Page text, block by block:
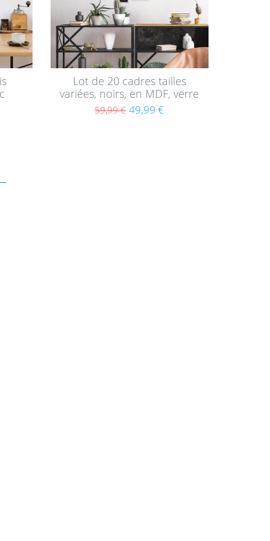
Lot de 20 cadres tailles
variées, noirs, en MDF, verre
acrylique
59,99 € 49,99 €